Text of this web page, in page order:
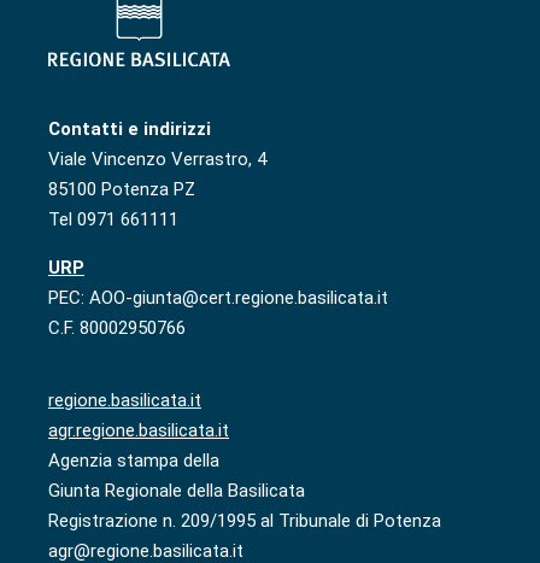
Contatti e indirizzi
Viale Vincenzo Verrastro, 4
85100 Potenza PZ
Tel 0971 661111
URP
PEC: AOO-giunta@cert.regione.basilicata.it
C.F. 80002950766
regione.basilicata.it
agr.regione.basilicata.it
Agenzia stampa della
Giunta Regionale della Basilicata
Registrazione n. 209/1995 al Tribunale di Potenza
agr@regione.basilicata.it